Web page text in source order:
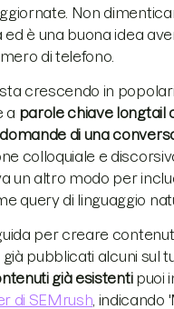
Non
ed è una buona idea
di telefono.
sta crescendo in
a parole chiave longtail
di una
colloquiale e
un altro modo per
query di linguaggio
per creare
pubblicati alcuni sul
già esistenti puoi
di SEMrush , indicando